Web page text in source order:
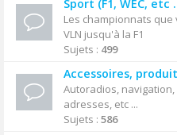
Sport (F1, WEC, etc
Les championnats
VLN jusqu'à la F1
Sujets : 499
Accessoires,
Autoradios,
adresses, etc ...
Sujets : 586